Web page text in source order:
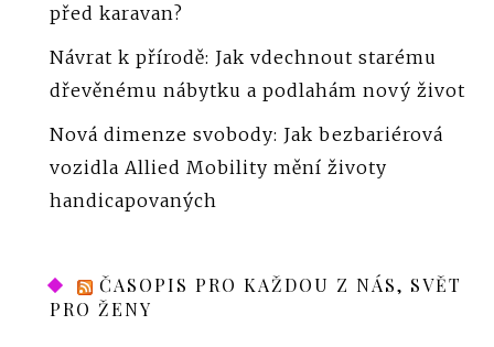
před karavan?
Návrat k přírodě: Jak vdechnout starému
dřevěnému nábytku a podlahám nový život
Nová dimenze svobody: Jak bezbariérová
vozidla Allied Mobility mění životy
handicapovaných
ČASOPIS PRO KAŽDOU Z NÁS, SVĚT
PRO ŽENY